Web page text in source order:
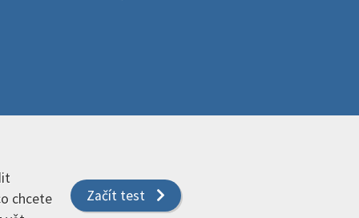
Začít test
chcete